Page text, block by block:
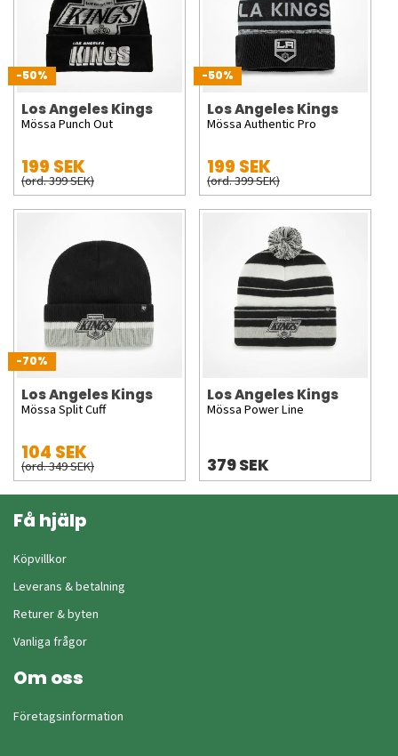
-50%
Los Angeles Kings
Mössa Punch Out
199 SEK
(ord. 399 SEK)
-50%
Los Angeles Kings
Mössa Authentic Pro
199 SEK
(ord. 399 SEK)
-70%
Los Angeles Kings
Mössa Split Cuff
104 SEK
(ord. 349 SEK)
Los Angeles Kings
Mössa Power Line
379 SEK
Få hjälp
Köpvillkor
Leverans & betalning
Returer & byten
Vanliga frågor
Om oss
Företagsinformation